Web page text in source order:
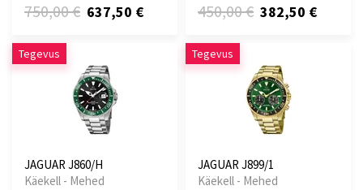
750,00 € 637,50 € 450,00 € 382,50 €
Tegevus
JAGUAR J860/H
Käekell - Mehed
Tegevus
JAGUAR J899/1
Käekell - Mehed